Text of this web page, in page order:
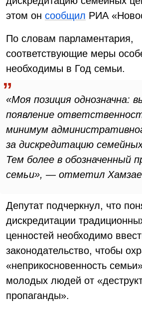
этом он сообщил РИА
По словам парламентария,
соответствующие меры
необходимы в Год семьи.
«Моя позиция однозначна:
появление
минимум
за дискредитацию
Тем более в обозначенный
семьи», — отметил
Депутат подчеркнул, что
дискредитации
ценностей необходимо
законодательство, чтобы
«неприкосновенность
молодых людей от
пропаганды».